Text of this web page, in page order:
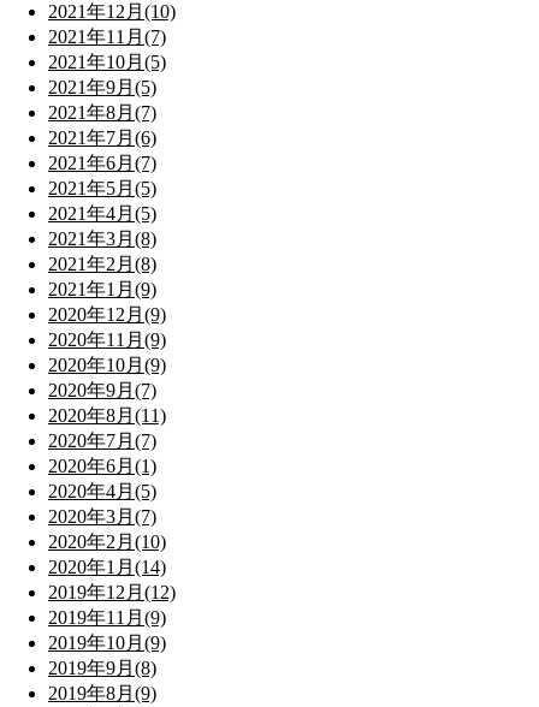
2021年12月(10)
2021年11月(7)
2021年10月(5)
2021年9月(5)
2021年8月(7)
2021年7月(6)
2021年6月(7)
2021年5月(5)
2021年4月(5)
2021年3月(8)
2021年2月(8)
2021年1月(9)
2020年12月(9)
2020年11月(9)
2020年10月(9)
2020年9月(7)
2020年8月(11)
2020年7月(7)
2020年6月(1)
2020年4月(5)
2020年3月(7)
2020年2月(10)
2020年1月(14)
2019年12月(12)
2019年11月(9)
2019年10月(9)
2019年9月(8)
2019年8月(9)